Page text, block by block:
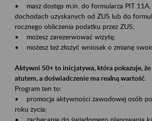
• masz dostęp m.in. do formularza PIT
dochodach uzyskanych od ZUS lub do
rocznego obliczenia podatku przez ZUS;
• możesz zarezerwować wizytę;
• możesz też złożyć wniosek o zmianę
Aktywni 50+ to inicjatywa, która pokazuje,
atutem, a doświadczenie ma realną wartość.
Program ten to:
• promocja aktywności zawodowej osób
roku życia;
• zachęcanie do świadomego planowania